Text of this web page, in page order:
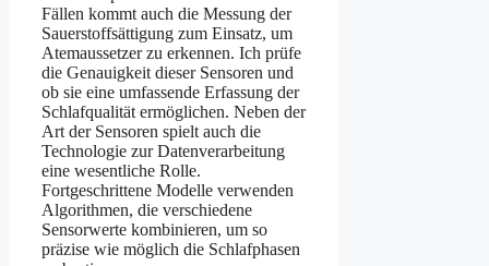
Fällen kommt auch die Messung der
Sauerstoffsättigung zum Einsatz, um
Atemaussetzer zu erkennen. Ich prüfe
die Genauigkeit dieser Sensoren und
ob sie eine umfassende Erfassung der
Schlafqualität ermöglichen. Neben der
Art der Sensoren spielt auch die
Technologie zur Datenverarbeitung
eine wesentliche Rolle.
Fortgeschrittene Modelle verwenden
Algorithmen, die verschiedene
Sensorwerte kombinieren, um so
präzise wie möglich die Schlafphasen